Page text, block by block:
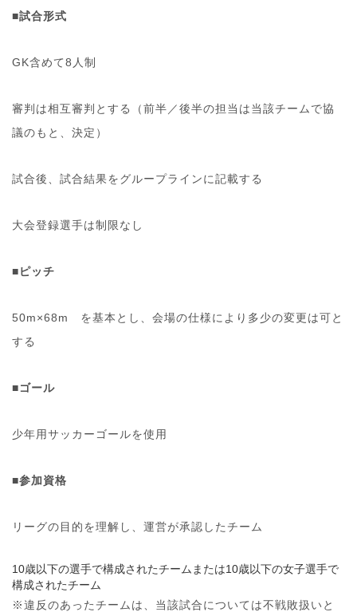
■試合形式
GK含めて8人制
審判は相互審判とする（前半／後半の担当は当該チームで協
議のもと、決定）
試合後、試合結果をグループラインに記載する
大会登録選手は制限なし
■ピッチ
50m×68m を基本とし、会場の仕様により多少の変更は可と
する
■ゴール
少年用サッカーゴールを使用
■参加資格
リーグの目的を理解し、運営が承認したチーム
10歳以下の選手で構成されたチームまたは10歳以下の女子選手で
構成されたチーム
※違反のあったチームは、当該試合については不戦敗扱いと